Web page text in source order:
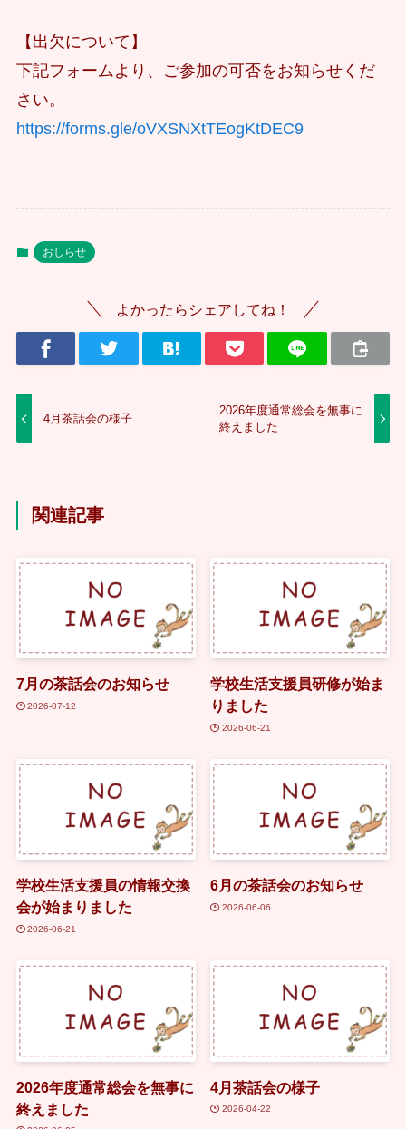
【出欠について】
下記フォームより、ご参加の可否をお知らせくだ
さい。
https://forms.gle/oVXSNXtTEogKtDEC9
おしらせ
よかったらシェアしてね！
4月茶話会の様子
2026年度通常総会を無事に
終えました
関連記事
7月の茶話会のお知らせ
2026-07-12
学校生活支援員研修が始ま
りました
2026-06-21
学校生活支援員の情報交換
会が始まりました
2026-06-21
6月の茶話会のお知らせ
2026-06-06
2026年度通常総会を無事に
終えました
4月茶話会の様子
2026-04-22